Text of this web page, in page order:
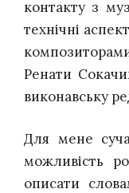
контакту з
технічні
Ренати
виконавську
Для мене
можливість
описати